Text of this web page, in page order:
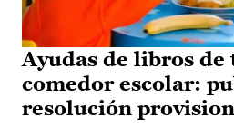
Ayudas de libros de
comedor escolar:
resolución